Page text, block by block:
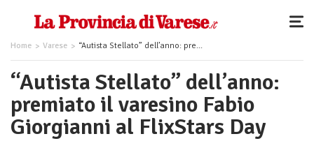
Home Varese “Autista Stellato” dell’anno: premiato il varesino Fabio Giorgianni al FlixStars Day
“Autista Stellato” dell’anno:
premiato il varesino Fabio
Giorgianni al FlixStars Day